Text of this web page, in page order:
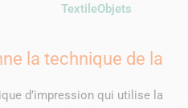
TextileObjets
la technique de la
d’impression qui utilise la